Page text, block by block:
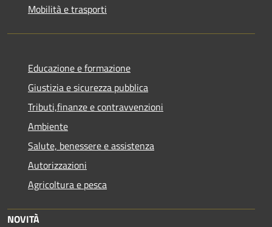
Mobilità e trasporti
Educazione e formazione
Giustizia e sicurezza pubblica
Tributi,finanze e contravvenzioni
Ambiente
Salute, benessere e assistenza
Autorizzazioni
Agricoltura e pesca
NOVITÀ